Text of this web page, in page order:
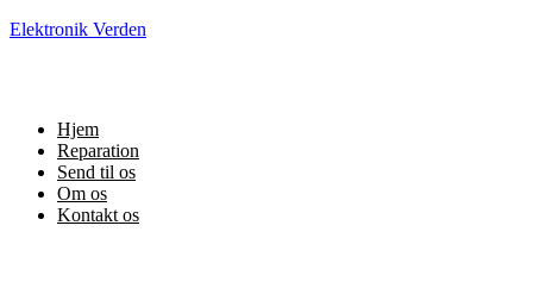
Elektronik Verden
Hjem
Reparation
Send til os
Om os
Kontakt os